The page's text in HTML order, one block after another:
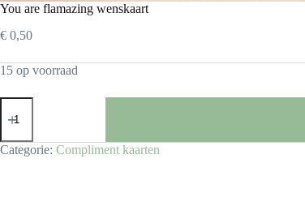
You are flamazing wenskaart
€ 0,50
15 op voorraad
You
are
wenskaart
aantal
Categorie: Compliment kaarten